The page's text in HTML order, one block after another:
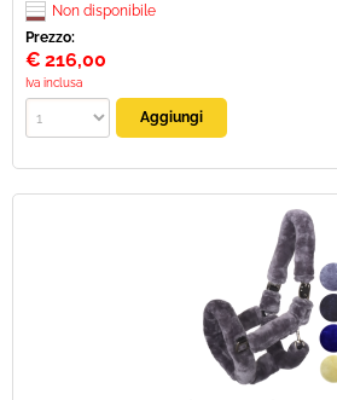
Non disponibile
Prezzo:
€ 216,00
Iva inclusa